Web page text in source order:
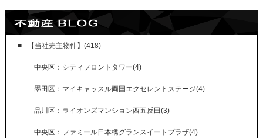
【当社売主物件】(418)
中央区：シティフロントタワー(4)
墨田区：マイキャッスル両国エクセレントステージ(4)
品川区：ライオンズマンション西五反田(3)
中央区：ファミール日本橋グランスイートプラザ(4)